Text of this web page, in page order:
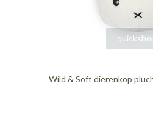
Wild & Soft dierenkop